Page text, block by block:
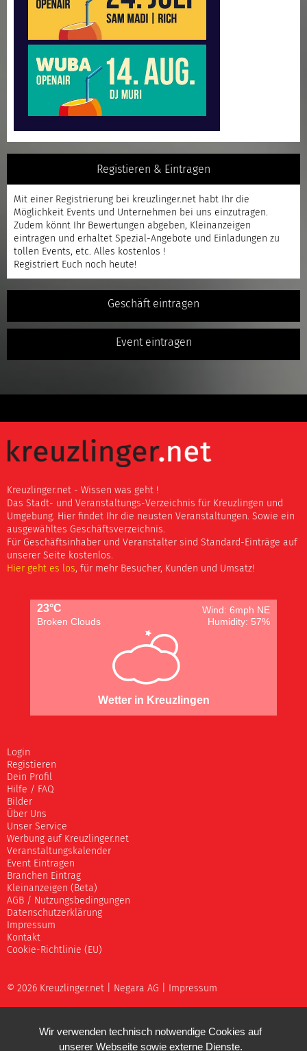
Registieren & Eintragen
Mit einer Registrierung bei kreuzlinger.net habt Ihr die
Möglichkeit Events und Unternehmen bei uns einzutragen.
Zudem könnt Ihr Bewertungen abgeben, Kleinanzeigen
eintragen und erhaltet Spezial-Angebote und Einladungen zu
tollen Events, etc. Alles kostenlos !
Registriert Euch noch heute!
Geschäft eintragen
Event eintragen
Kreuzlinger.net - Wissen was geht !
Das Stadt- und Veranstaltungs-Verzeichnis für Kreuzlingen und
Umgebung. Hier findet Ihr die neusten Veranstaltungen. Sowie ein
ausgewähltes Geschäftsverzeichnis.
Für Geschäftsinhaber und Veranstalter sind Standard-Einträge auf
unserer Seite kostenlos.
Hier geht es los, für mehr Besucher, Kunden und Umsatz!
23°C
Wind: 6mph NE
Broken Clouds
Humidity: 57%
Wetter in Kreuzlingen
Login
Registieren
Dein Profil
Hilfe / FAQ
Bilder
Über Uns
Unser Service
Werbung auf Kreuzlinger.net
Veranstaltungskalender
Event Eintragen
Branchen Eintrag
Kleinanzeigen (Beta)
AGB / Nutzungsbedingungen
Datenschutzerklärung
Impressum
Kontakt
Cookie-Richtlinie (EU)
© 2026 Kreuzlinger.net | Negara AG Impressum
Wir verwenden technisch notwendige Cookies auf
unserer Webseite sowie externe Dienste.